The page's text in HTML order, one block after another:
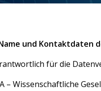
und Kontaktdaten
für die
– Wissenschaftliche